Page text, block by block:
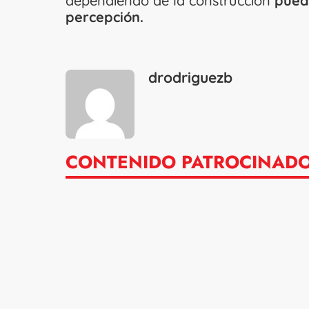
percepción.
drodriguezb
CONTENIDO